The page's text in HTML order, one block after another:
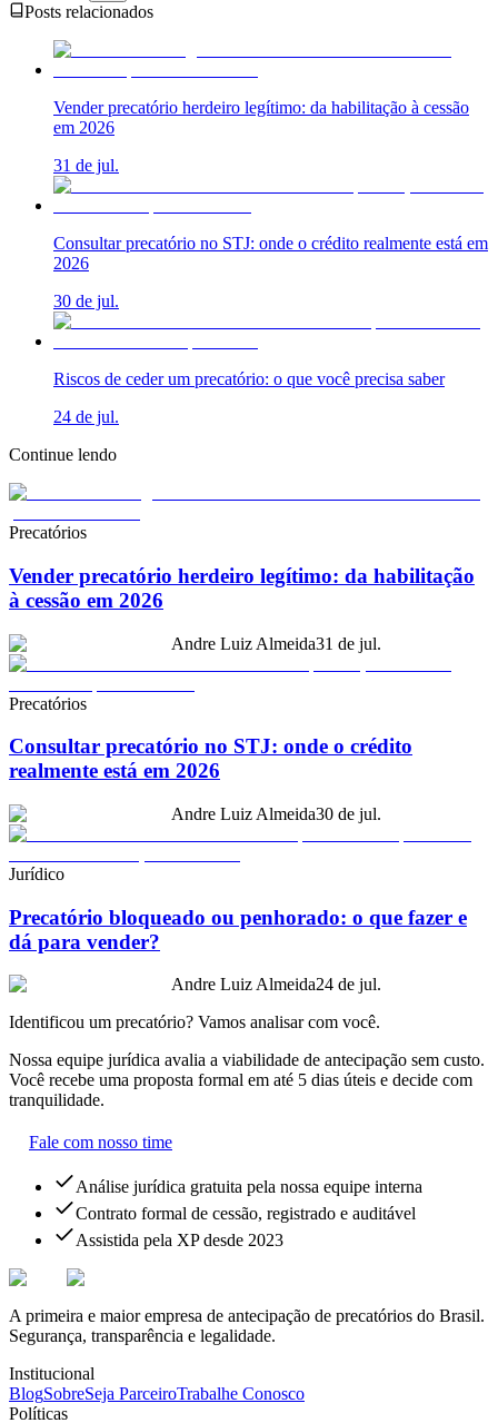
Posts relacionados
Vender precatório herdeiro legítimo: da habilitação à cessão
em 2026
31 de jul.
Consultar precatório no STJ: onde o crédito realmente está em
2026
30 de jul.
Riscos de ceder um precatório: o que você precisa saber
24 de jul.
Continue lendo
Precatórios
Vender precatório herdeiro legítimo: da habilitação
à cessão em 2026
Andre Luiz Almeida31 de jul.
Precatórios
Consultar precatório no STJ: onde o crédito
realmente está em 2026
Andre Luiz Almeida30 de jul.
Jurídico
Precatório bloqueado ou penhorado: o que fazer e
dá para vender?
Andre Luiz Almeida24 de jul.
Identificou um precatório? Vamos analisar com você.
Nossa equipe jurídica avalia a viabilidade de antecipação sem custo.
Você recebe uma proposta formal em até 5 dias úteis e decide com
tranquilidade.
Fale com nosso time
Análise jurídica gratuita pela nossa equipe interna
Contrato formal de cessão, registrado e auditável
Assistida pela XP desde 2023
A primeira e maior empresa de antecipação de precatórios do Brasil.
Segurança, transparência e legalidade.
Institucional
BlogSobreSeja ParceiroTrabalhe Conosco
Políticas